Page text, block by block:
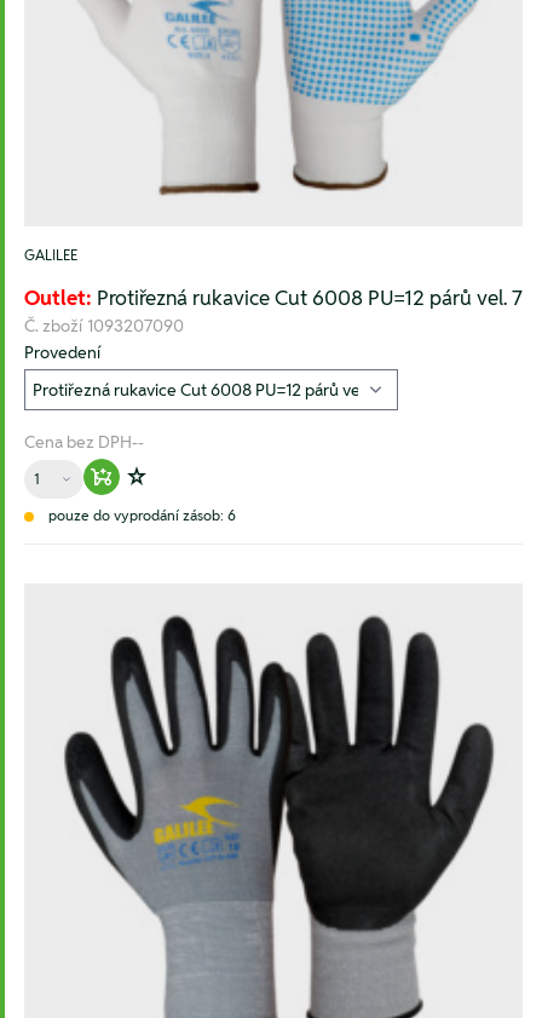
GALILEE
Outlet: Protiřezná rukavice Cut 6008 PU=12 párů vel. 7
Č. zboží 1093207090
Provedení
Cena bez DPH--
Množství
Warenkorb hinzufügen
Zur Wunschliste hinzufügen
pouze do vyprodání zásob: 6